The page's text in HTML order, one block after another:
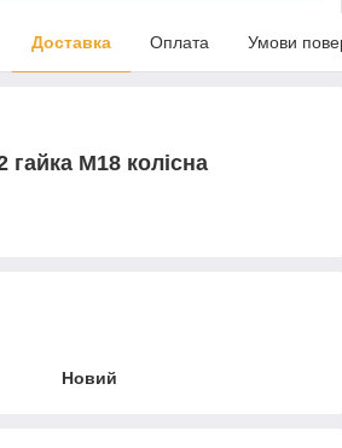
Доставка Оплата Умови
гайка М18 колісна
Новий